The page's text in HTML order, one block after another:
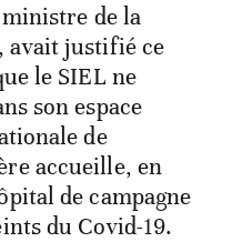
de la
avait justifié ce
le SIEL ne
son espace
de
accueille, en
de campagne
du Covid-19.